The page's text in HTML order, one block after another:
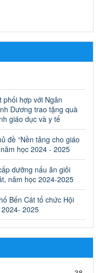
năm 2025 của ngành
2025 của ngành
bị bãi bỏ trong lĩnh
quốc dân và cơ sở
quyết của Sở Giáo dục
bị bãi bỏ trong lĩnh vực
dân và cơ sở giáo dục
Giáo dục và Đào tạo,
tiểu học năm học
tiểu học năm học 2024-
phối hợp với Ngân
Dương trao tặng quà
giáo dục và y tế
đề “Nền tảng cho giáo
học 2024 - 2025
dưỡng nấu ăn giỏi
năm học 2024-2025
Bến Cát tổ chức Hội
2025